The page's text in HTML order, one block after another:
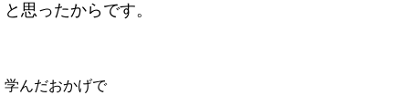
と思ったからです。
学んだおかげで